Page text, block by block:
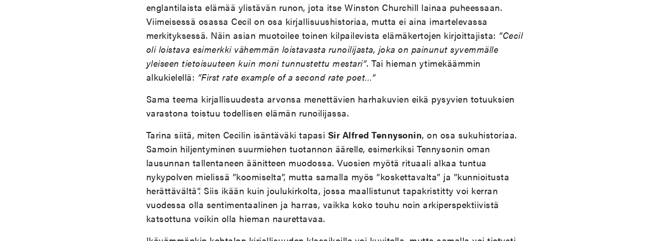
englantilaista elämää ylistävän runon, jota itse Winston Churchill lainaa puheessaan.
Viimeisessä osassa Cecil on osa kirjallisuushistoriaa, mutta ei aina imartelevassa
merkityksessä. Näin asian muotoilee toinen kilpailevista elämäkertojen kirjoittajista: ”Cecil
oli loistava esimerkki vähemmän loistavasta runoilijasta, joka on painunut syvemmälle
yleiseen tietoisuuteen kuin moni tunnustettu mestari”. Tai hieman ytimekäämmin
alkukielellä: ”First rate example of a second rate poet…”
Sama teema kirjallisuudesta arvonsa menettävien harhakuvien eikä pysyvien totuuksien
varastona toistuu todellisen elämän runoilijassa.
Tarina siitä, miten Cecilin isäntäväki tapasi Sir Alfred Tennysonin, on osa sukuhistoriaa.
Samoin hiljentyminen suurmiehen tuotannon äärelle, esimerkiksi Tennysonin oman
lausunnan tallentaneen äänitteen muodossa. Vuosien myötä rituaali alkaa tuntua
nykypolven mielissä ”koomiselta”, mutta samalla myös ”koskettavalta” ja ”kunnioitusta
herättävältä”. Siis ikään kuin joulukirkolta, jossa maallistunut tapakristitty voi kerran
vuodessa olla sentimentaalinen ja harras, vaikka koko touhu noin arkiperspektiivistä
katsottuna voikin olla hieman naurettavaa.